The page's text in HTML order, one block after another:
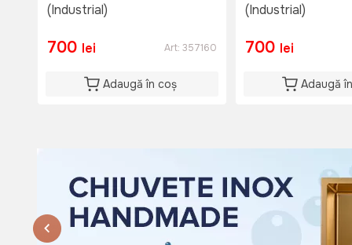
(Industrial)
700 lei Art: 357160
Adaugă în coș
(Industrial)
700 lei
Adaugă